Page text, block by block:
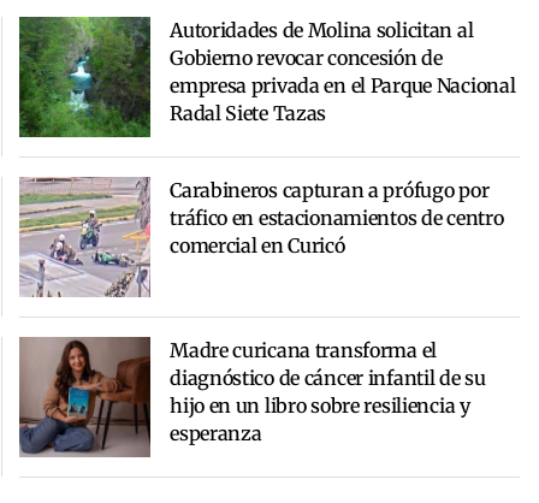
Autoridades de Molina solicitan al
Gobierno revocar concesión de
empresa privada en el Parque Nacional
Radal Siete Tazas
Carabineros capturan a prófugo por
tráfico en estacionamientos de centro
comercial en Curicó
Madre curicana transforma el
diagnóstico de cáncer infantil de su
hijo en un libro sobre resiliencia y
esperanza